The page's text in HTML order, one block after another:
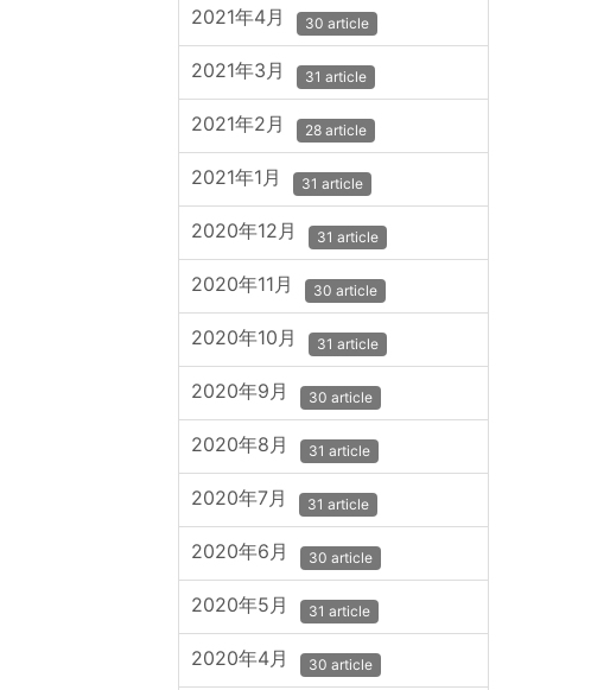
2021年4月 30 article
2021年3月 31 article
2021年2月 28 article
2021年1月 31 article
2020年12月 31 article
2020年11月 30 article
2020年10月 31 article
2020年9月 30 article
2020年8月 31 article
2020年7月 31 article
2020年6月 30 article
2020年5月 31 article
2020年4月 30 article